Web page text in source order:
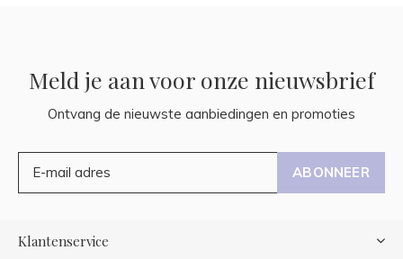
Meld je aan voor onze nieuwsbrief
Ontvang de nieuwste aanbiedingen en promoties
ABONNEER
Klantenservice